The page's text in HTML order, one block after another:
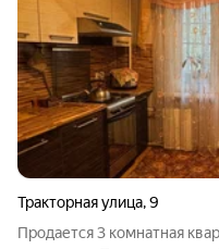
Тракторная улица,9
Продается 3 комнатная